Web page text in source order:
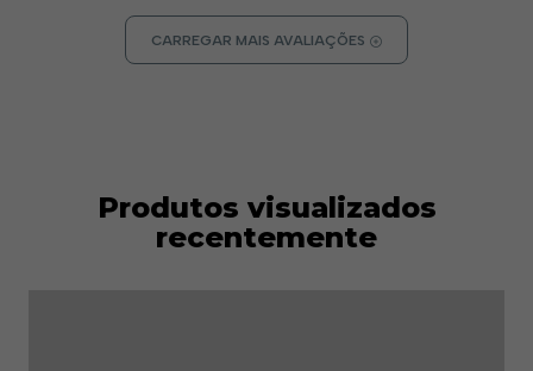
CARREGAR MAIS AVALIAÇÕES
Produtos visualizados
recentemente